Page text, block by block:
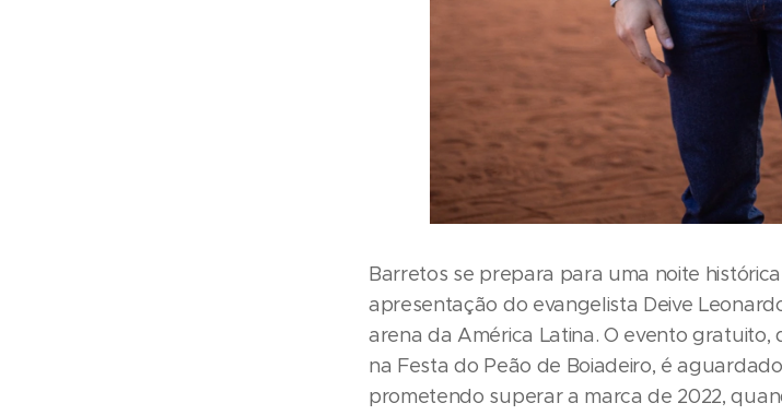
Barretos se prepara para uma noite
apresentação do evangelista Deive
arena da América Latina. O evento gratuito,
na Festa do Peão de Boiadeiro, é
prometendo superar a marca de 2022,